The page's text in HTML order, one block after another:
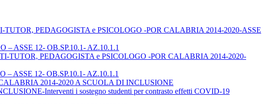
TUTOR, PEDAGOGISTA e PSICOLOGO -POR CALABRIA 2014-2020-ASSE
– ASSE 12- OB.SP.10.1- AZ.10.1.1
TUTOR, PEDAGOGISTA e PSICOLOGO -POR CALABRIA 2014-2020-
– ASSE 12- OB.SP.10.1- AZ.10.1.1
2014-2020 A SCUOLA DI INCLUSIONE
Interventi i sostegno studenti per contrasto effetti COVID-19